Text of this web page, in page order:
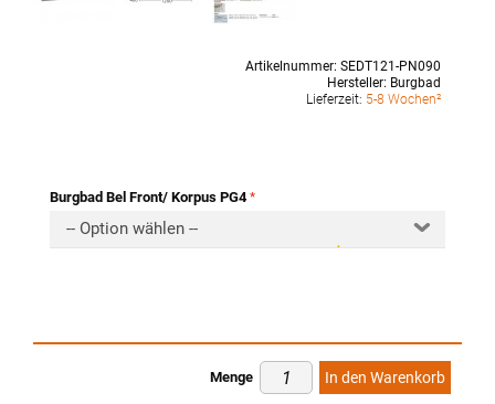
Artikelnummer: SEDT121-PN090
Hersteller: Burgbad
Lieferzeit: 5-8 Wochen²
Burgbad Bel Front/ Korpus PG4
-- Option wählen --
Menge In den Warenkorb